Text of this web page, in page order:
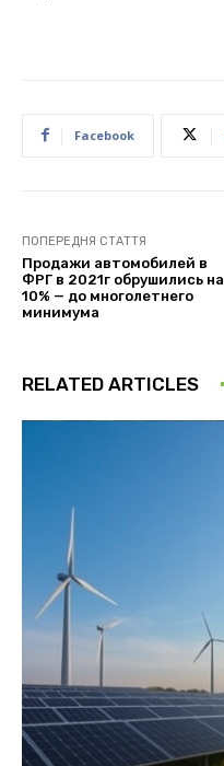
Facebook
ПОПЕРЕДНЯ СТАТТЯ
Продажи автомобилей в
ФРГ в 2021г обрушились на
10% — до многолетнего
минимума
RELATED ARTICLES